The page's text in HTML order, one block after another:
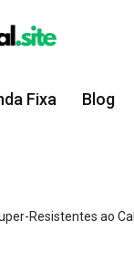
Fixa Blog
Resistentes ao